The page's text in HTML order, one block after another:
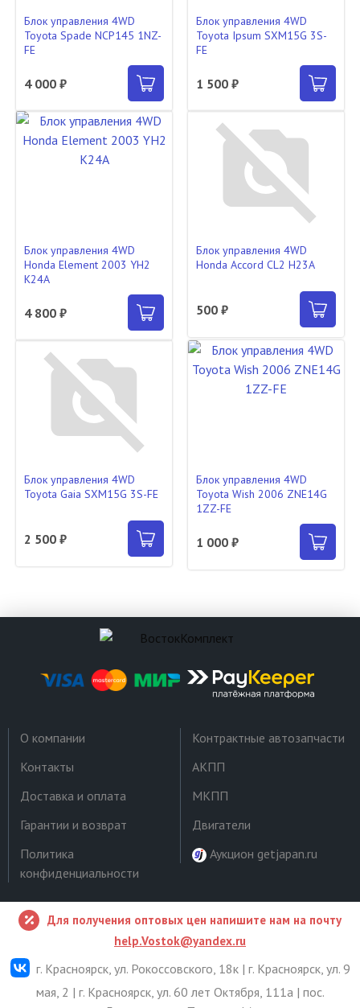
Блок управления 4WD
Toyota Spade NCP145 1NZ-
FE
4 000 ₽
Блок управления 4WD
Toyota Ipsum SXM15G 3S-
FE
1 500 ₽
Блок управления 4WD
Honda Element 2003 YH2
K24A
4 800 ₽
Блок управления 4WD
Honda Accord CL2 H23A
500 ₽
Блок управления 4WD
Toyota Gaia SXM15G 3S-FE
2 500 ₽
Блок управления 4WD
Toyota Wish 2006 ZNE14G
1ZZ-FE
1 000 ₽
О компании
Контакты
Доставка и оплата
Гарантии и возврат
Политика
конфиденциальности
Контрактные автозапчасти
АКПП
МКПП
Двигатели
Аукцион getjapan.ru
Для получения оптовых цен напишите нам на почту
help.Vostok@yandex.ru
г. Красноярск, ул. Рокоссовского, 18к | г. Красноярск, ул. 9
мая, 2 | г. Красноярск, ул. 60 лет Октября, 111а | пос.